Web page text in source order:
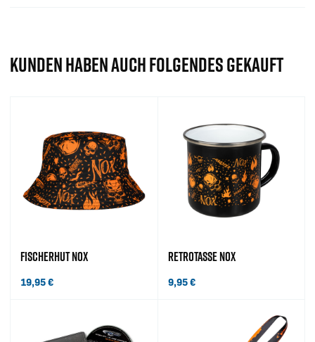
KUNDEN HABEN AUCH FOLGENDES GEKAUFT
FISCHERHUT NOX
19,95€
RETROTASSE NOX
9,95€